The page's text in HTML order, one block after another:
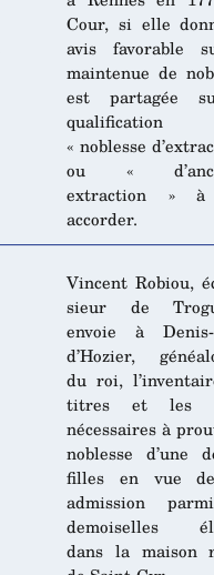
Cour, si elle
avis favorable
maintenue de
est partagée
« noblesse
ou «
extraction »
accorder.
Vincent Robiou,
sieur de
envoie à Denis-
d’Hozier,
du roi,
titres et les
nécessaires à
noblesse d’une
filles en vue
admission
demoiselles
dans la maison